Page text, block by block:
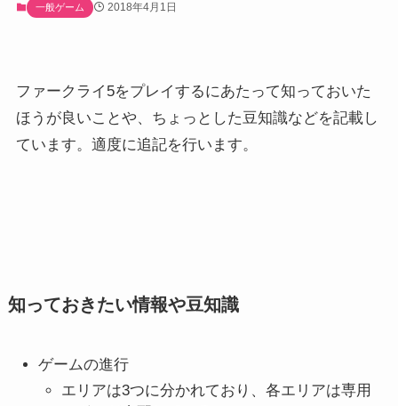
一般ゲーム 2018年4月1日
ファークライ5をプレイするにあたって知っておいた
ほうが良いことや、ちょっとした豆知識などを記載し
ています。適度に追記を行います。
知っておきたい情報や豆知識
ゲームの進行
エリアは3つに分かれており、各エリアは専用